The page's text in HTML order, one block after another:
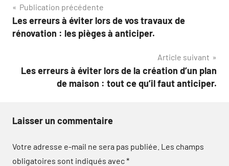
Navigation
de
Publication précédente
Les erreurs à éviter lors de vos travaux de
rénovation : les pièges à anticiper.
Article suivant
Les erreurs à éviter lors de la création d’un plan
de maison : tout ce qu’il faut anticiper.
Laisser un commentaire
Votre adresse e-mail ne sera pas publiée. Les champs
obligatoires sont indiqués avec*